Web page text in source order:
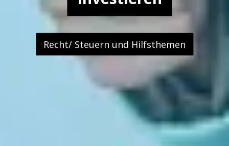
Recht/ Steuern und Hilfsthemen